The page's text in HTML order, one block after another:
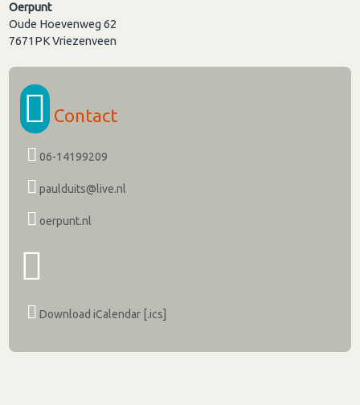
Oerpunt
Oude Hoevenweg 62
7671PKVriezenveen
Contact
06-14199209
paulduits@live.nl
oerpunt.nl
Download iCalendar [.ics]